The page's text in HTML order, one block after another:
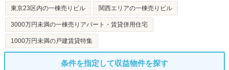
東京23区内の一棟売りビル 関西エリアの一棟売りビル
3000万円未満の一棟売りアパート・賃貸併用住宅
1000万円未満の戸建賃貸特集
条件を指定して収益物件を探す